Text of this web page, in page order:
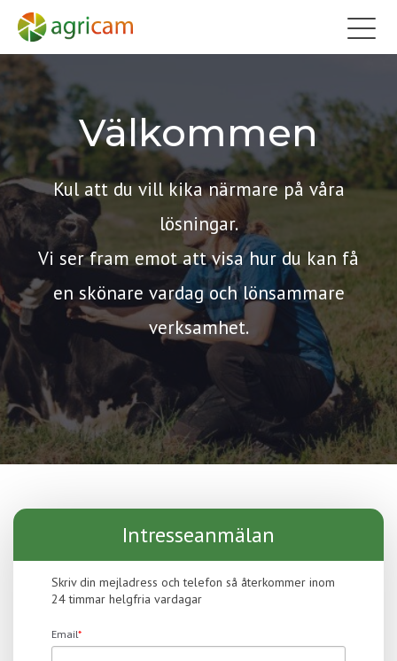
Välkommen
Kul att du vill kika närmare på våra
lösningar.
Vi ser fram emot att visa hur du kan få
en skönare vardag och lönsammare
verksamhet.
Intresseanmälan
Skriv din mejladress och telefon så återkommer inom
24 timmar helgfria vardagar
Email*